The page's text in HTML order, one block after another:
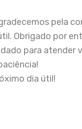
pela
Obrigado por
para atender
dia útil!